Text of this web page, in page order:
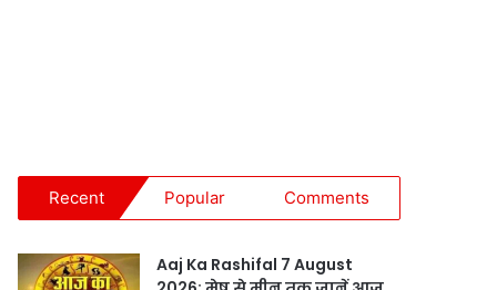
Recent Popular Comments
Aaj Ka Rashifal 7 August